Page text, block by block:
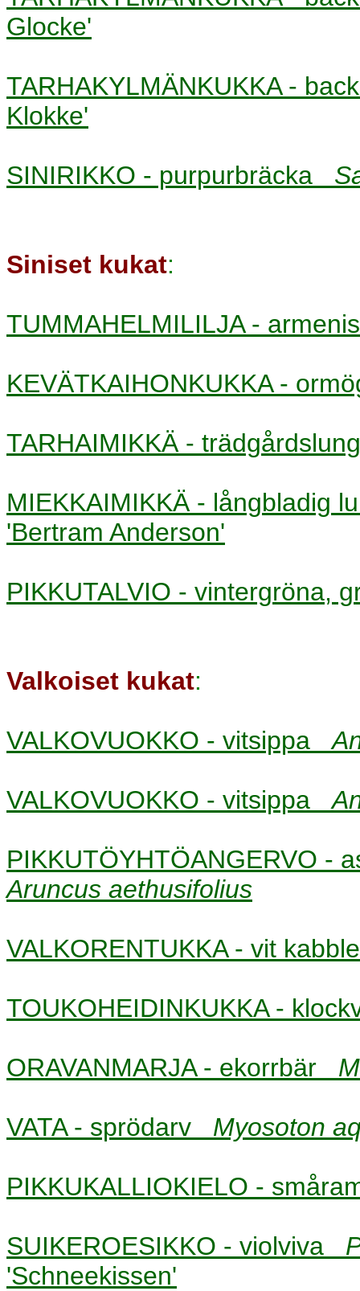
Glocke'
TARHAKYLMÄNKUKKA -
Klokke'
SINIRIKKO - purpurbräcka
Siniset kukat:
TUMMAHELMILILJA -
KEVÄTKAIHONKUKKA -
TARHAIMIKKÄ -
MIEKKAIMIKKÄ - långbladig
'Bertram Anderson'
PIKKUTALVIO - vintergröna,
Valkoiset kukat:
VALKOVUOKKO - vitsippa
VALKOVUOKKO - vitsippa
PIKKUTÖYHTÖANGERVO -
Aruncus aethusifolius
VALKORENTUKKA - vit
TOUKOHEIDINKUKKA -
ORAVANMARJA - ekorrbär
VATA - sprödarv Myosoton
PIKKUKALLIOKIELO -
SUIKEROESIKKO - violviva
'Schneekissen'